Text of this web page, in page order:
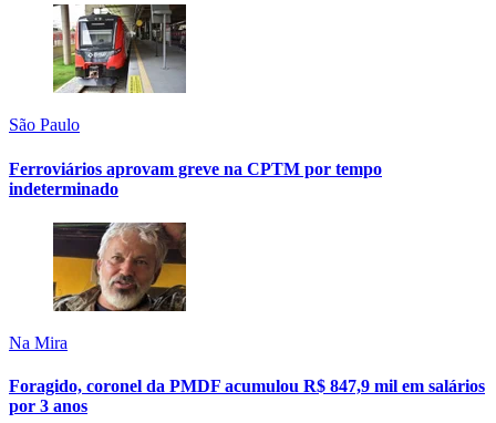
São Paulo
Ferroviários aprovam greve na CPTM por tempo
indeterminado
Na Mira
Foragido, coronel da PMDF acumulou R$ 847,9 mil em salários
por 3 anos